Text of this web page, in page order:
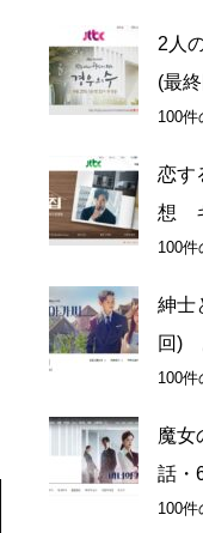
2人
(最
100件
恋す
想
100件
紳士
回)
100件
魔女
話・
100件